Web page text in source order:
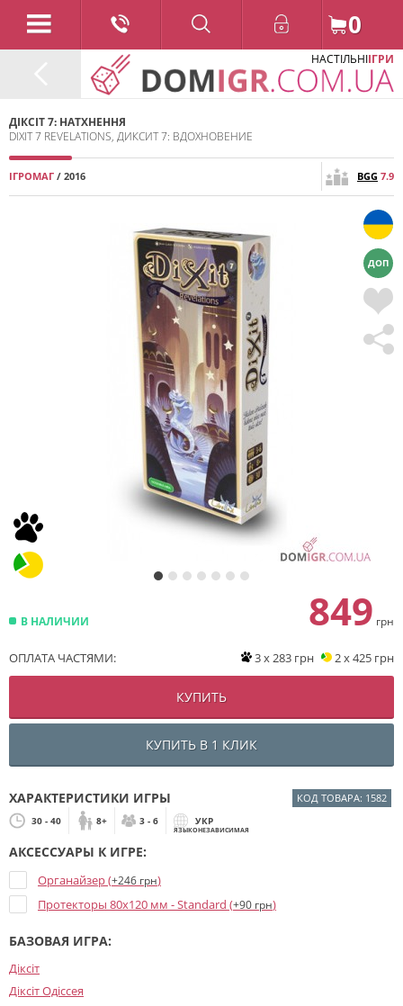
0
НАСТІЛЬНІІГРИ
ДІКСІТ 7: НАТХНЕННЯ
DIXIT 7 REVELATIONS, ДИКСИТ 7: ВДОХНОВЕНИЕ
ІГРОМАГ / 2016 BGG 7.9
ДОП
В НАЛИЧИИ 849 грн
ОПЛАТА ЧАСТЯМИ: 3 x 283 грн 2 x 425 грн
КУПИТЬ
КУПИТЬ В 1 КЛИК
ХАРАКТЕРИСТИКИ ИГРЫ КОД ТОВАРА: 1582
30 - 40 8+ 3 - 6 УКР
ЯЗЫКОНЕЗАВИСИМАЯ
АКСЕССУАРЫ К ИГРЕ:
Органайзер (+246 грн)
Протекторы 80x120 мм - Standard (+90 грн)
БАЗОВАЯ ИГРА:
Діксіт
Діксіт Одіссея